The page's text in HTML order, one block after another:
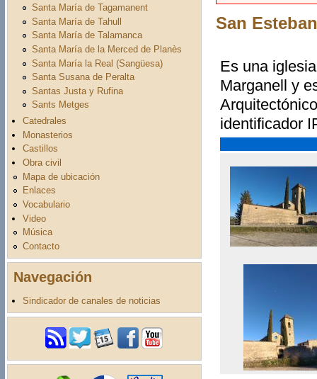
Santa María de Tagamanent
Santa María de Tahull
Santa María de Talamanca
Santa María de la Merced de Planès
Santa María la Real (Sangüesa)
Santa Susana de Peralta
Santas Justa y Rufina
Sants Metges
Catedrales
Monasterios
Castillos
Obra civil
Mapa de ubicación
Enlaces
Vocabulario
Video
Música
Contacto
Navegación
Sindicador de canales de noticias
San
Es una
Marganell y
identificador